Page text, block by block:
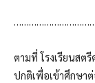
ตามที่ โรงเรียนสต
ปกติเพื่อเข้าศึกษา